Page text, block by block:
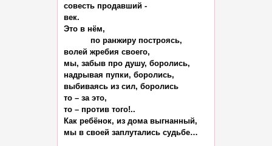
совесть продавший -
век.
Это в нём,
           по ранжиру построясь,
волей жребия своего,
мы, забыв про душу, боролись,
надрывая пупки, боролись,
выбиваясь из сил, боролись
то – за это,
то – против того!..
Как ребёнок, из дома выгнанный,
мы в своей заплутались судьбе…